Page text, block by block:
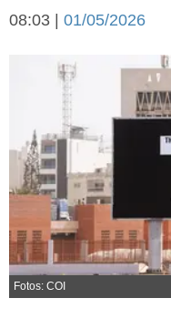
Sociedad y tiempo
libre
El tiempo
Fúnebres
Clasificados
08:03 | 01/05/2026
Fotos: COI